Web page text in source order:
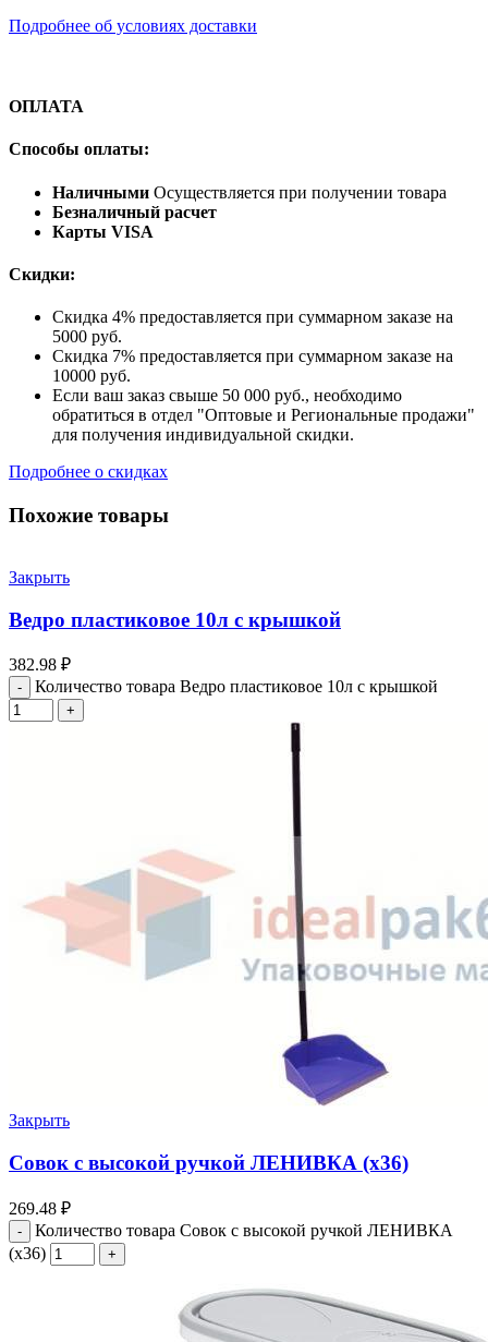
Подробнее об условиях доставки
ОПЛАТА
Способы оплаты:
Наличными Осуществляется при получении товара
Безналичный расчет
Карты VISA
Скидки:
Скидка 4% предоставляется при суммарном заказе на
5000 руб.
Скидка 7% предоставляется при суммарном заказе на
10000 руб.
Если ваш заказ свыше 50 000 руб., необходимо
обратиться в отдел "Оптовые и Региональные продажи"
для получения индивидуальной скидки.
Подробнее о скидках
Похожие товары
Закрыть
Ведро пластиковое 10л с крышкой
382.98 ₽
Количество товара Ведро пластиковое 10л с крышкой
Закрыть
Совок с высокой ручкой ЛЕНИВКА (х36)
269.48 ₽
Количество товара Совок с высокой ручкой ЛЕНИВКА
(х36)